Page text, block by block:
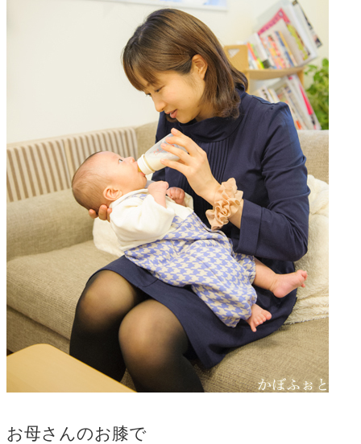
お母さんのお膝で